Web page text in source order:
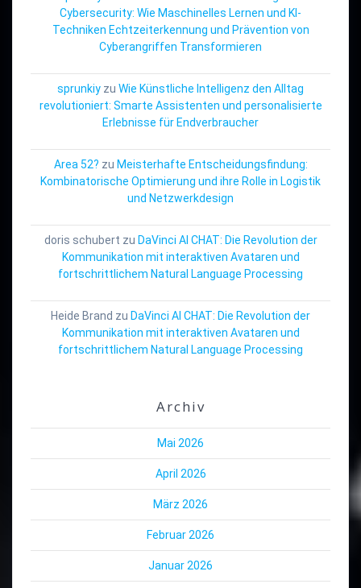
Cybersecurity: Wie Maschinelles Lernen und KI-
Techniken Echtzeiterkennung und Prävention von
Cyberangriffen Transformieren
sprunkiy zu Wie Künstliche Intelligenz den Alltag
revolutioniert: Smarte Assistenten und personalisierte
Erlebnisse für Endverbraucher
Area 52? zu Meisterhafte Entscheidungsfindung:
Kombinatorische Optimierung und ihre Rolle in Logistik
und Netzwerkdesign
doris schubert zu DaVinci AI CHAT: Die Revolution der
Kommunikation mit interaktiven Avataren und
fortschrittlichem Natural Language Processing
Heide Brand zu DaVinci AI CHAT: Die Revolution der
Kommunikation mit interaktiven Avataren und
fortschrittlichem Natural Language Processing
Archiv
Mai 2026
April 2026
März 2026
Februar 2026
Januar 2026